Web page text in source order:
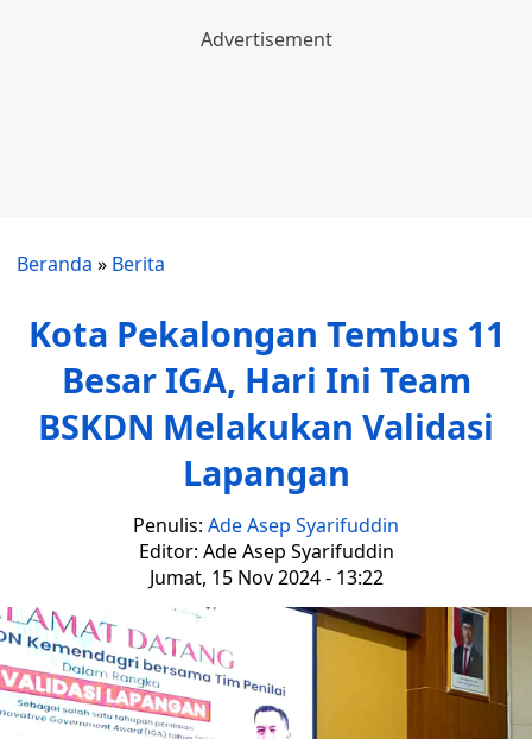
Beranda » Berita
Kota Pekalongan Tembus 11
Besar IGA, Hari Ini Team
BSKDN Melakukan Validasi
Lapangan
Penulis: Ade Asep Syarifuddin
Editor: Ade Asep Syarifuddin
Jumat, 15 Nov 2024 - 13:22